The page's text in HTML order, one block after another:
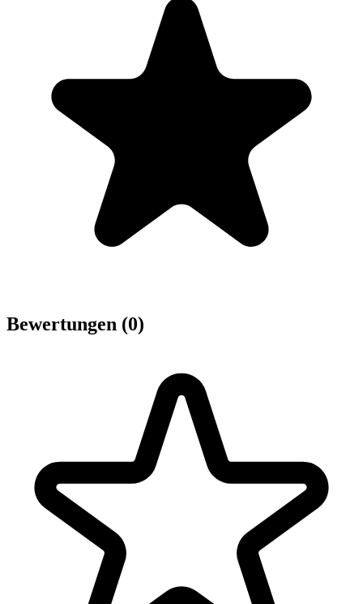
Bewertungen (0)